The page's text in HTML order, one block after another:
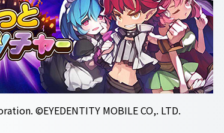
©EYEDENTITY MOBILE CO,. LTD.